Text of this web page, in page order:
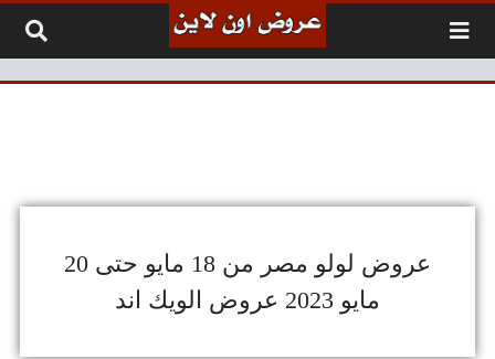
عروض لولو مصر من 18 مايو حتى 20
مايو 2023 عروض الويك اند